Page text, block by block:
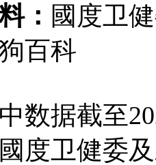
： 國度卫
百科
数据截至
度卫健委